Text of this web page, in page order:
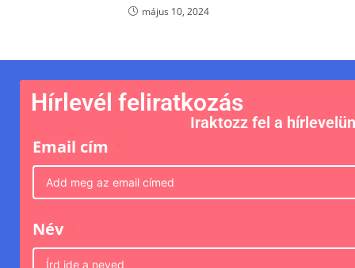
május 10, 2024
Hírlevél feliratkozás
Iraktozz fel a
Email cím
Név